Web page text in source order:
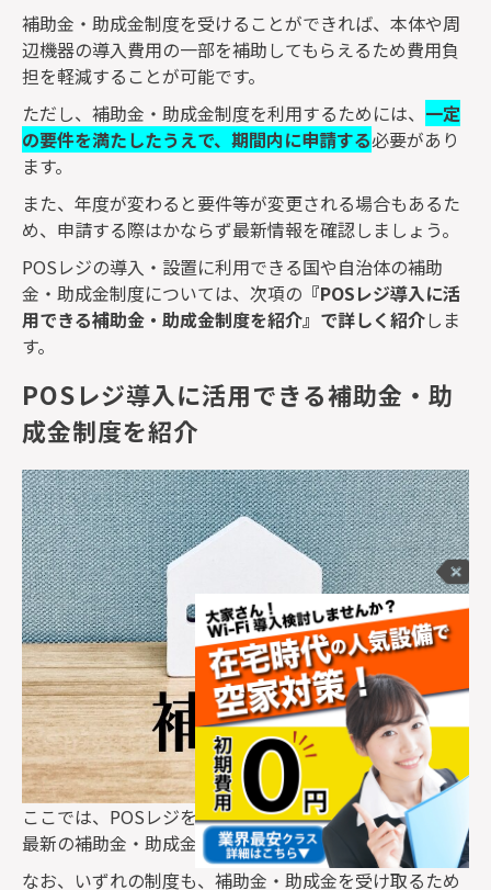
補助金・助成金制度を受けることができれば、本体や周
辺機器の導入費用の一部を補助してもらえるため費用負
担を軽減することが可能です。
ただし、補助金・助成金制度を利用するためには、 一定
の要件を満たしたうえで、期間内に申請する必要があり
ます。
また、年度が変わると要件等が変更される場合もあるた
め、申請する際はかならず最新情報を確認しましょう。
POSレジの導入・設置に利用できる国や自治体の補助
金・助成金制度については、次項の 『POSレジ導入に活
用できる補助金・助成金制度を紹介』で詳しく紹介しま
す。
POSレジ導入に活用できる補助金・助
成金制度を紹介
ここでは、 POSレジを導入・設置する際に活用できる、
最新の補助金・助成金制度を紹介します。
なお、いずれの制度も、補助金・助成金を受け取るため